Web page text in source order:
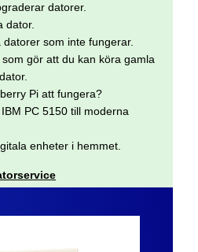
datorer.
dator.
som inte fungerar.
gör att du kan köra gamla
Pi att fungera?
PC 5150 till moderna
enheter i hemmet.